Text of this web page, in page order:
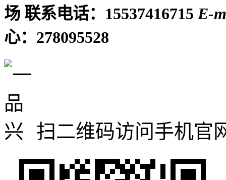
场 联系电话：15537416715 E-
心：278095528
扫二维码访问手机官